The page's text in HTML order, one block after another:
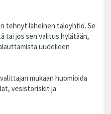
tehnyt läheinen taloyhtiö. Se
tai jos sen valitus hylätään,
uudelleen
mukaan huomioida
vesistöriskit ja